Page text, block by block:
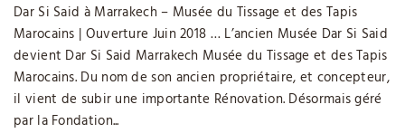
Dar Si Said à Marrakech – Musée du Tissage et des Tapis
Marocains | Ouverture Juin 2018 … L’ancien Musée Dar Si Said
devient Dar Si Said Marrakech Musée du Tissage et des Tapis
Marocains. Du nom de son ancien propriétaire, et concepteur,
il vient de subir une importante Rénovation. Désormais géré
par la Fondation...